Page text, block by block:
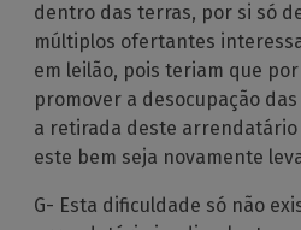
dentro das terras, por si só
múltiplos ofertantes
em leilão, pois teriam que
promover a desocupação
a retirada deste arrendatário
este bem seja novamente
G- Esta dificuldade só não